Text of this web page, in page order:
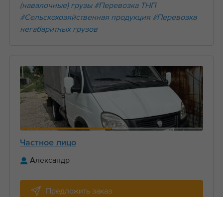
(навалочные) грузы #Перевозка ТНП
#Сельскохозяйственная продукция #Перевозка
негабаритных грузов
Частное лицо
Александр
Предложить заказ